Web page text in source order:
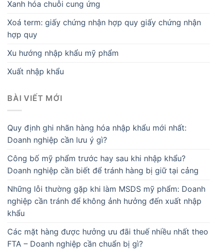
Xanh hóa chuỗi cung ứng
Xoá term: giấy chứng nhận hợp quy giấy chứng nhận
hợp quy
Xu hướng nhập khẩu mỹ phẩm
Xuất nhập khẩu
BÀI VIẾT MỚI
Quy định ghi nhãn hàng hóa nhập khẩu mới nhất:
Doanh nghiệp cần lưu ý gì?
Công bố mỹ phẩm trước hay sau khi nhập khẩu?
Doanh nghiệp cần biết để tránh hàng bị giữ tại cảng
Những lỗi thường gặp khi làm MSDS mỹ phẩm: Doanh
nghiệp cần tránh để không ảnh hưởng đến xuất nhập
khẩu
Các mặt hàng được hưởng ưu đãi thuế nhiều nhất theo
FTA – Doanh nghiệp cần chuẩn bị gì?